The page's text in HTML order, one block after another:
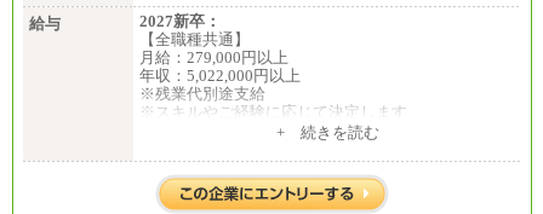
給与
2027新卒：
【全職種共通】
月給：279,000円以上
年収：5,022,000円以上
※残業代別途支給
※スキルやご経験に応じて決定します
※試用期間中も給与に変更はございません
全職種共通
月給：279,000円以上
年収：4,185,000円以上
+ 続きを読む